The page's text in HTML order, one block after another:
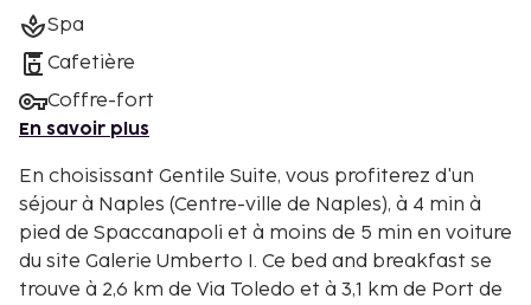
Spa
Cafetière
Coffre-fort
En savoir plus
En choisissant Gentile Suite, vous profiterez d'un
séjour à Naples (Centre-ville de Naples), à 4 min à
pied de Spaccanapoli et à moins de 5 min en voiture
du site Galerie Umberto I. Ce bed and breakfast se
trouve à 2,6 km de Via Toledo et à 3,1 km de Port de